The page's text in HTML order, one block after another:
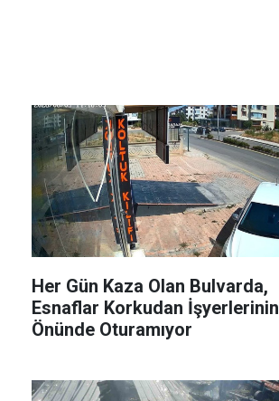
Her Gün Kaza Olan Bulvarda,
Esnaflar Korkudan İşyerlerinin
Önünde Oturamıyor